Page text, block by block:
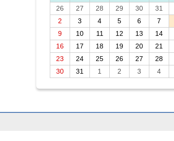
26
27 28 29 30 31
2
3 4 5 6 7
9
10 11 12 13 14
16
17 18 19 20 21
23
24 25 26 27 28
30
31 1 2 3 4